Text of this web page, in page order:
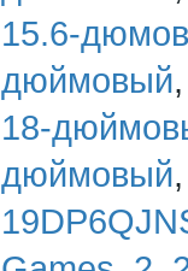
15.6-
дюймовый
18-
дюймовый